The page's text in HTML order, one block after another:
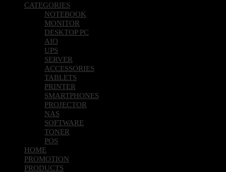
CATEGORIES
NOTEBOOK
MONITOR
DESKTOP PC
AIO
UPS
SERVER
ACCESSORIES
TABLETS
PRINTER
SMARTPHONES
PROJECTOR
NAS
SOFTWARE
TONER
POS
HOME
PROMOTION
PRODUCTS